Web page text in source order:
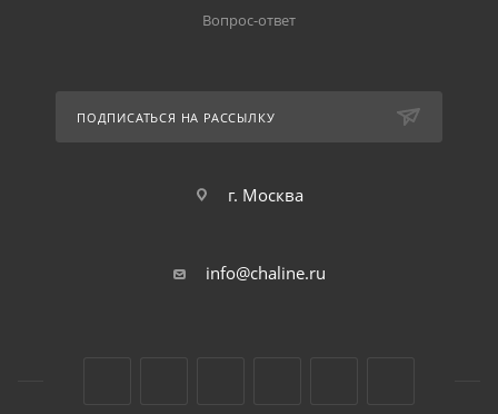
Вопрос-ответ
ПОДПИСАТЬСЯ НА РАССЫЛКУ
г. Москва
info@chaline.ru